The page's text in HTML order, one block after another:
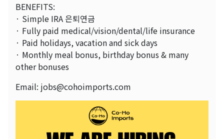
BENEFITS:
· Simple IRA 은퇴연금
· Fully paid medical/vision/dental/life insurance
· Paid holidays, vacation and sick days
· Monthly meal bonus, birthday bonus & many
other bonuses
Email: jobs@cohoimports.com